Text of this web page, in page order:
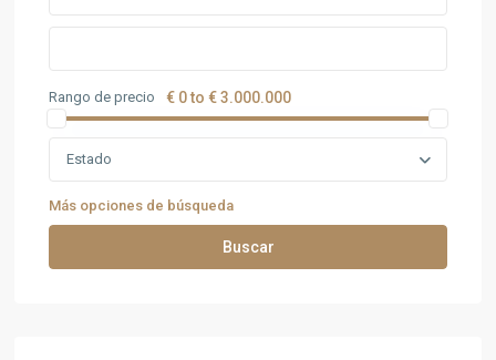
Rango de precio € 0 to € 3.000.000
Estado
Más opciones de búsqueda
Buscar